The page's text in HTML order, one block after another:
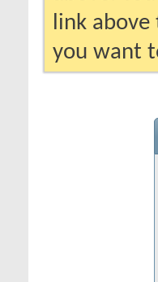
link above
you want